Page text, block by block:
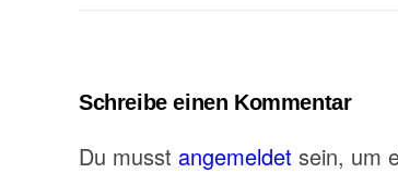
Schreibe einen Kommentar
Du musst angemeldet sein, um